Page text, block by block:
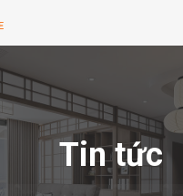
Tin tức